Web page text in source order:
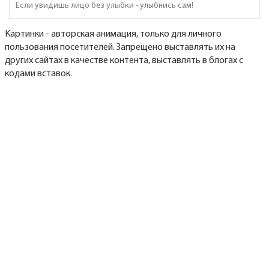
Если увидишь лицо без улыбки - улыбнись сам!
Картинки - авторская анимация, только для личного
пользования посетителей. Запрещено выставлять их на
других сайтах в качестве контента, выставлять в блогах с
кодами вставок.